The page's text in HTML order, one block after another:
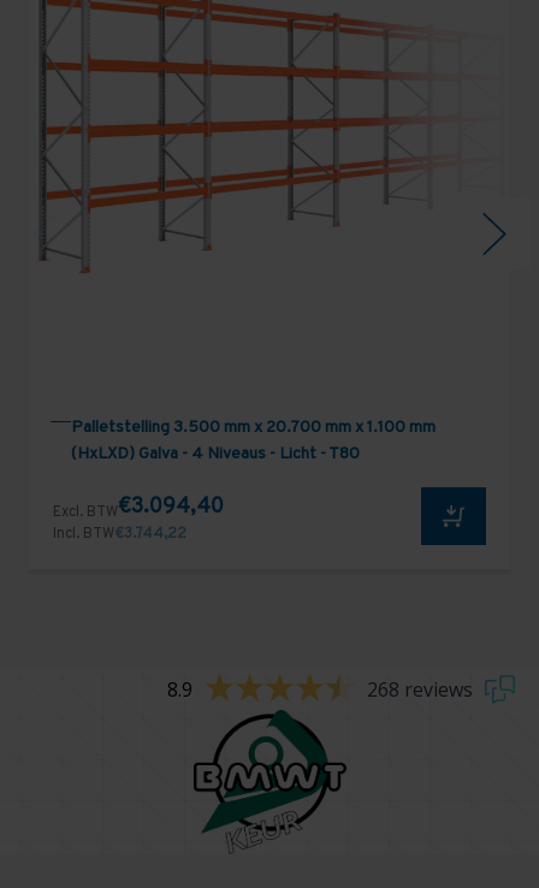
Palletstelling 3.500 mm x 20.700 mm x 1.100 mm
(HxLXD) Galva - 4 Niveaus - Licht - T80
Excl. BTW€3.094,40
Incl. BTW€3.744,22
8.9 268 reviews